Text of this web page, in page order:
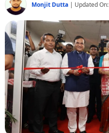
বিশ্ব
প্ৰযুক্তি
Videos
Monjit Dutta | Updated On: